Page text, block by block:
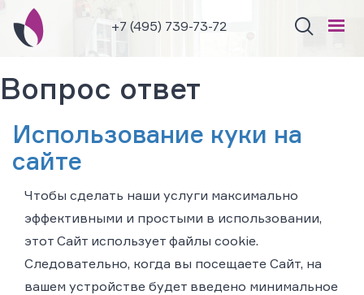
+7 (495) 739-73-72
Вопрос ответ
Использование куки на
сайте
Чтобы сделать наши услуги максимально
эффективными и простыми в использовании,
этот Сайт использует файлы cookie.
Следовательно, когда вы посещаете Сайт, на
вашем устройстве будет введено минимальное